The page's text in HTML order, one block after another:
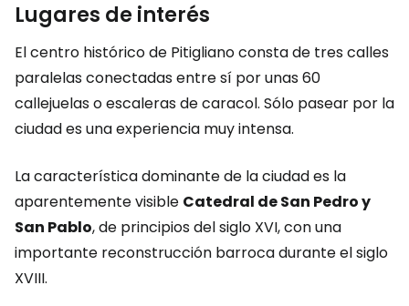
Lugares de interés
El centro histórico de Pitigliano consta de tres calles
paralelas conectadas entre sí por unas 60
callejuelas o escaleras de caracol. Sólo pasear por la
ciudad es una experiencia muy intensa.
La característica dominante de la ciudad es la
aparentemente visible Catedral de San Pedro y
San Pablo, de principios del siglo XVI, con una
importante reconstrucción barroca durante el siglo
XVIII.